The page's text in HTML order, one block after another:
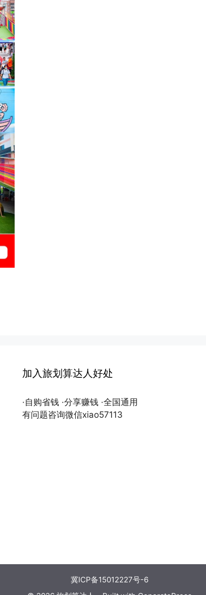
加入旅划算达人好处
·自购省钱 ·分享赚钱 ·全国通用
有问题咨询微信xiao57113
冀ICP备15012227号-6